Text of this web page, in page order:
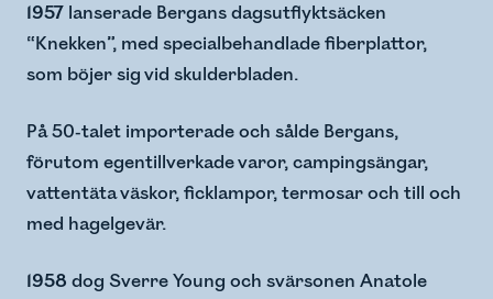
1957 lanserade Bergans dagsutflyktsäcken
“Knekken”, med specialbehandlade fiberplattor,
som böjer sig vid skulderbladen.
På 50-talet importerade och sålde Bergans,
förutom egentillverkade varor, campingsängar,
vattentäta väskor, ficklampor, termosar och till och
med hagelgevär.
1958 dog Sverre Young och svärsonen Anatole